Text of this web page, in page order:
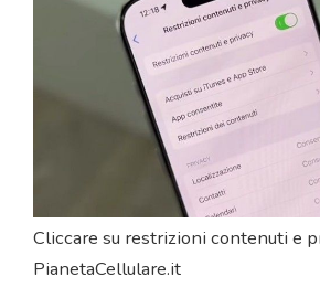
Cliccare su restrizioni contenuti e
PianetaCellulare.it